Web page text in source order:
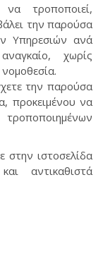
τροποποιεί,
την παρούσα
Υπηρεσιών ανά
χωρίς
την παρούσα
προκειμένου να
στην ιστοσελίδα
αντικαθιστά